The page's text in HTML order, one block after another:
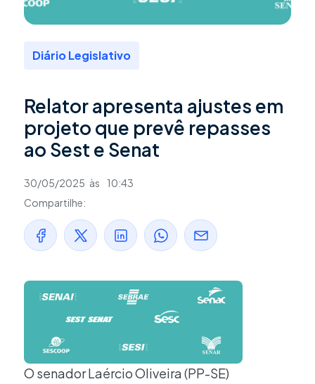
Diário Legislativo
Relator apresenta ajustes em
projeto que prevê repasses
ao Sest e Senat
30/05/2025 às
10:43
Compartilhe:
O senador Laércio Oliveira (PP-SE)